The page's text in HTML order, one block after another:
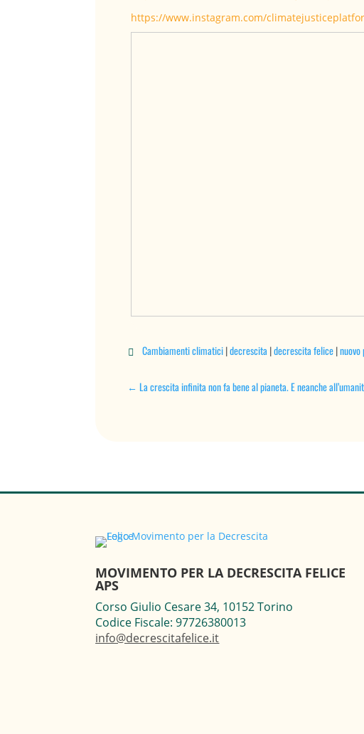
https://www.instagram.com/
 Cambiamenti climatici|decrescita |decrescita felice|
←La crescita infinita non fa bene al pianeta. E neanche
MOVIMENTO PER LA DECRESCITA FELICE
APS
Corso Giulio Cesare 34, 10152 Torino
Codice Fiscale: 97726380013
info@decrescitafelice.it